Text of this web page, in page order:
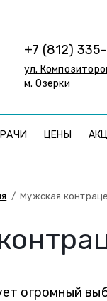
+7 (812)
ул.
м. Озерки
ЦЕНЫ
/Мужская
огромный